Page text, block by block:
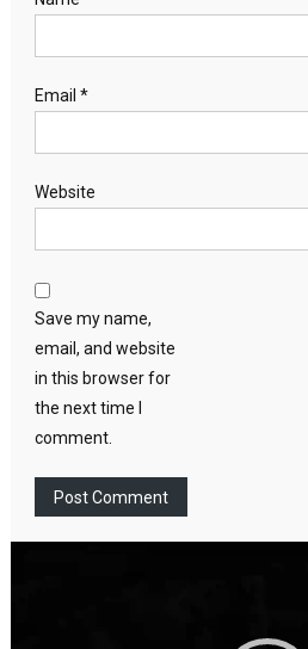
Email *
Website
Save my name,
email, and website
in this browser for
the next time I
comment.